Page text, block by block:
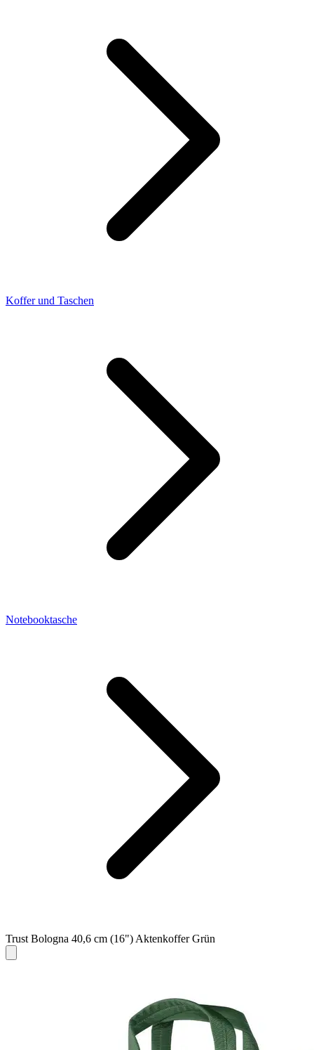
Koffer und Taschen
Notebooktasche
Trust Bologna 40,6 cm (16") Aktenkoffer Grün